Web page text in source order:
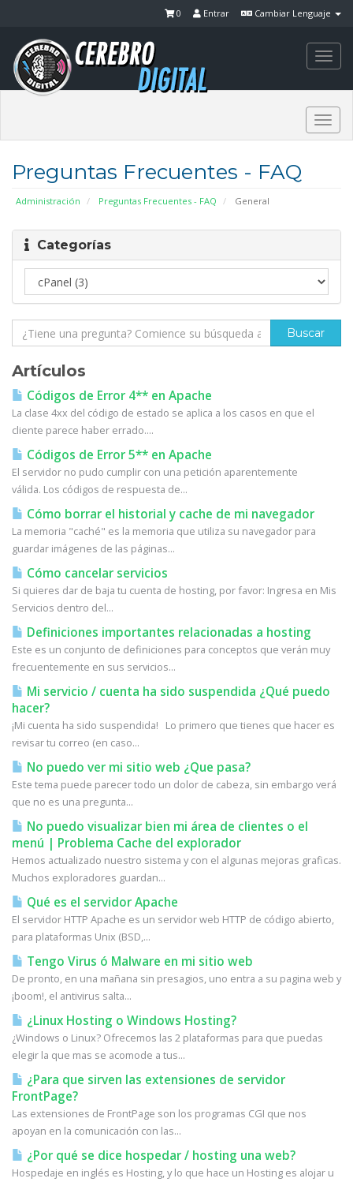
Cambiar Lenguaje
Entrar
0
Preguntas Frecuentes - FAQ
Administración Preguntas Frecuentes - FAQ General
Categorías
Artículos
Códigos de Error 4** en Apache
La clase 4xx del código de estado se aplica a los casos en que el
cliente parece haber errado....
Códigos de Error 5** en Apache
El servidor no pudo cumplir con una petición aparentemente
válida. Los códigos de respuesta de...
Cómo borrar el historial y cache de mi navegador
La memoria "caché" es la memoria que utiliza su navegador para
guardar imágenes de las páginas...
Cómo cancelar servicios
Si quieres dar de baja tu cuenta de hosting, por favor: Ingresa en Mis
Servicios dentro del...
Definiciones importantes relacionadas a hosting
Este es un conjunto de definiciones para conceptos que verán muy
frecuentemente en sus servicios...
Mi servicio / cuenta ha sido suspendida ¿Qué puedo
hacer?
¡Mi cuenta ha sido suspendida! Lo primero que tienes que hacer es
revisar tu correo (en caso...
No puedo ver mi sitio web ¿Que pasa?
Este tema puede parecer todo un dolor de cabeza, sin embargo verá
que no es una pregunta...
No puedo visualizar bien mi área de clientes o el
menú | Problema Cache del explorador
Hemos actualizado nuestro sistema y con el algunas mejoras graficas.
Muchos exploradores guardan...
Qué es el servidor Apache
El servidor HTTP Apache es un servidor web HTTP de código abierto,
para plataformas Unix (BSD,...
Tengo Virus ó Malware en mi sitio web
De pronto, en una mañana sin presagios, uno entra a su pagina web y
¡boom!, el antivirus salta...
¿Linux Hosting o Windows Hosting?
¿Windows o Linux? Ofrecemos las 2 plataformas para que puedas
elegir la que mas se acomode a tus...
¿Para que sirven las extensiones de servidor
FrontPage?
Las extensiones de FrontPage son los programas CGI que nos
apoyan en la comunicación con las...
¿Por qué se dice hospedar / hosting una web?
Hospedaje en inglés es Hosting, y lo que hace un Hosting es alojar u